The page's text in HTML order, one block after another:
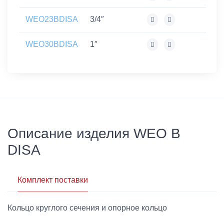
WEO23BDISA 3/4″
WEO30BDISA 1″
Описание изделия WEO B
DISA
Комплект поставки
Кольцо круглого сечения и опорное кольцо